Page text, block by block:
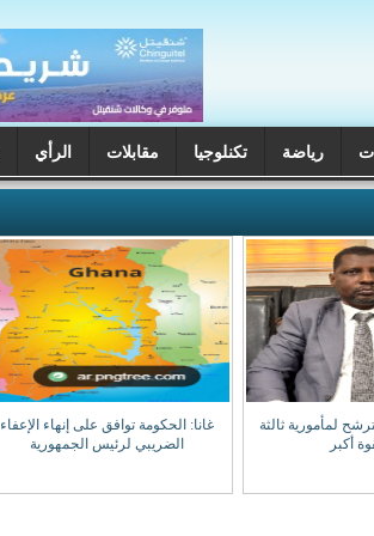
رياضة تكنلوجيا مقابلات الرأي
لمأمورية ثالثة
أكبر
غانا: الحكومة توافق على إنهاء الإعفاء
الضريبي لرئيس الجمهورية